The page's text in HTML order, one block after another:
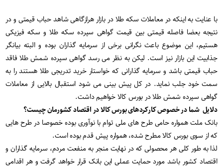
با عنایت به اینکه در معاملات سکه طلا در بازار هرازگاهی شاهد حباب قیمتی و در
نتیجه بعضا فاصله قیمتی بین قیمت گواهی سپرده سکه طلا و سکه فیزیکی
هستیم، این موضوع باعث نگرانی برخی از سرمایه گذاران بوده و البته بیانگر
جذابیت این بازار نیز است. لیکن به نظر می رسد گواهی سپرده شمش طلا فاقد
حباب قیمتی باشد و سرمایه گذارانی که خواستار خرید تدریجی طلا هستند را به
سمت خود جلب نماید. در کل پیش بینی می شود استقبال بالایی از معاملات
گواهی سپرده شمش طلا در بورس کالا خواهیم داشت.
دلایل شما در خصوص کارکردهای بورس کالا در اقتصاد کشورمان چیست؟
بانک ملت همواره حامی طرح های ملی توام با نوآوری بوده خصوصا در طرح هایی
که از سوی بورس کالا مطرح شده، همواره پیش قدم بوده است.
لذا به طور کلی هر محصولی که در نهایت منجر به منفعت مردم، سرمایه گذاران و
اقتصاد کشور باشد مورد حمایت عملی این بانک قرار خواهد گرفت و هر اقدامی